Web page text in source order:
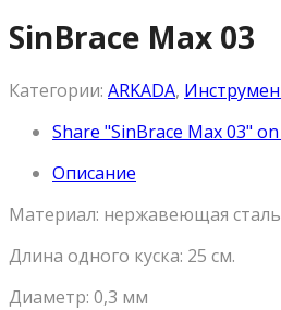
SinBrace Max 03
Категории: ARKADA,
Share "SinBrace Max 03"
Описание
Материал: нержавеющая сталь
Длина одного куска: 25 см.
Диаметр: 0,3 мм